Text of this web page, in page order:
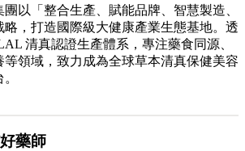
以「整合生產、賦能品牌、智慧製造、
，打造國際級大健康產業生態基地。透
清真認證生產體系，專注藥食同源、
領域，致力成為全球草本清真保健美容
藥師